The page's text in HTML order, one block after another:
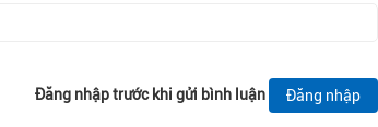
Đăng nhập trước khi gửi bình luận Đăng nhập